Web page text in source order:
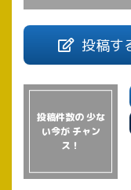
投稿す
投稿件数の 少な
い今が チャン
ス！